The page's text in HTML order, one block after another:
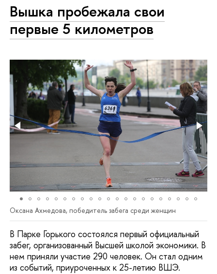
Вышка пробежала свои
первые 5 километров
Оксана Ахмедова, победитель забега среди женщин
В Парке Горького состоялся первый официальный
забег, организованный Высшей школой экономики. В
нем приняли участие 290 человек. Он стал одним
из событий, приуроченных к 25-летию ВШЭ.